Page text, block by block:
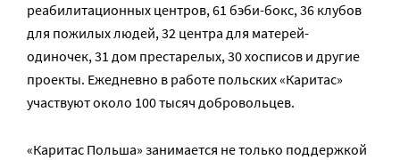
реабилитационных центров, 61 бэби-бокс, 36 клубов
для пожилых людей, 32 центра для матерей-
одиночек, 31 дом престарелых, 30 хосписов и другие
проекты. Ежедневно в работе польских «Каритас»
участвуют около 100 тысяч добровольцев.
«Каритас Польша» занимается не только поддержкой